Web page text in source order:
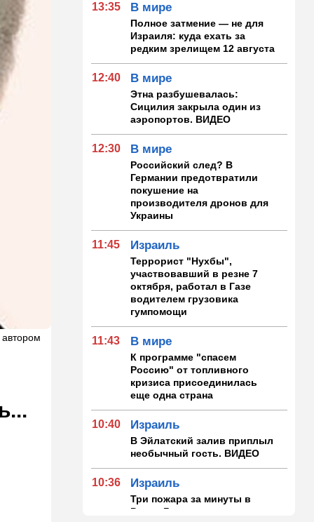
13:35 В мире
Полное затмение — не для
Израиля: куда ехать за
редким зрелищем 12 августа
12:40 В мире
Этна разбушевалась:
Сицилия закрыла один из
аэропортов. ВИДЕО
12:30 В мире
Российский след? В
Германии предотвратили
покушение на
производителя дронов для
Украины
11:45 Израиль
Террорист "Нухбы",
участвовавший в резне 7
октября, работал в Газе
водителем грузовика
гумпомощи
11:43 В мире
К программе "спасем
Россию" от топливного
кризиса присоединилась
еще одна страна
10:40 Израиль
В Эйлатский залив приплыл
необычный гость. ВИДЕО
10:36 Израиль
Три пожара за минуты в
Рамат-Гане: подозрение на